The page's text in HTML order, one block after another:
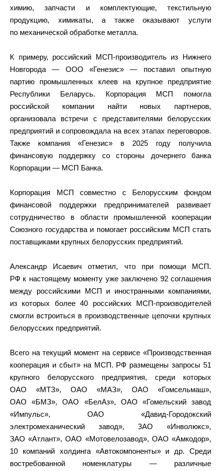
химию, запчасти и комплектующие, текстильную
продукцию, химикаты, а также оказывают услуги
по механической обработке металла.
К примеру, российский МСП-производитель из Нижнего
Новгорода — ООО «Генезис» — поставил опытную
партию промышленных клеев на крупное предприятие
Республики Беларусь. Корпорация МСП помогла
российской компании найти новых партнеров,
организовала встречи с представителями белорусских
предприятий и сопровождала на всех этапах переговоров.
Также компания «Генезис» в 2025 году получила
финансовую поддержку со стороны дочернего банка
Корпорации — МСП Банка.
Корпорация МСП совместно с Белорусским фондом
финансовой поддержки предпринимателей развивает
сотрудничество в области промышленной кооперации
Союзного государства и помогает российским МСП стать
поставщиками крупных белорусских предприятий.
Александр Исаевич отметил, что при помощи МСП.
РФ к настоящему моменту уже заключено 92 соглашения
между российскими МСП и иностранными компаниями,
из которых более 40 российских МСП-производителей
смогли встроиться в производственные цепочки крупных
белорусских предприятий.
Всего на текущий момент на сервисе «Производственная
кооперация и сбыт» на МСП. РФ размещены запросы 51
крупного белорусского предприятия, среди которых
ОАО «МТЗ», ОАО «МАЗ», ОАО «Гомсельмаш»,
ОАО «БМЗ», ОАО «БелАз», ОАО «Гомельский завод
«Импульс», ОАО «Давид-Городокский
электромеханический завод», ЗАО «Инволюкс»,
ЗАО «Атлант», ОАО «Мотовелозавод», ОАО «Амкодор»,
10 компаний холдинга «Автокомпоненты» и др. Среди
востребованной номенклатуры — различные